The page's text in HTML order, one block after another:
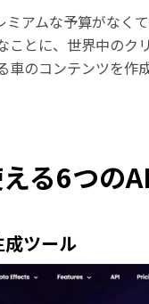
アムな予算がなく
ことに、世界中のク
のコンテンツを作
る6つの
ツール